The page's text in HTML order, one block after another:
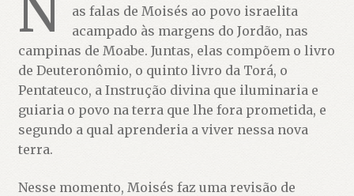
as falas de Moisés ao povo israelita
acampado às margens do Jordão, nas
campinas de Moabe. Juntas, elas compõem o livro
de Deuteronômio, o quinto livro da Torá, o
Pentateuco, a Instrução divina que iluminaria e
guiaria o povo na terra que lhe fora prometida, e
segundo a qual aprenderia a viver nessa nova
terra.
Nesse momento, Moisés faz uma revisão de